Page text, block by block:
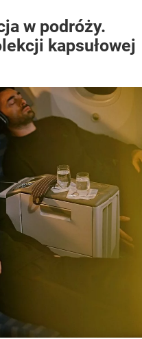
w podróży.
kapsułowej